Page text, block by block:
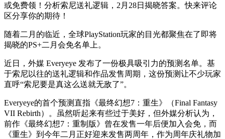
或免费领！分析索尼送礼逻辑，2月28日揭晓答案。快来评论
区分享你的期待！
随着二月的临近，全球PlayStation玩家的目光都聚焦在了即将
揭晓的PS+二月会免名单上。
近日，外媒 Everyeye 发布了一份极具吸引力的预测名单。基
于索尼以往的送礼逻辑和作品发售周期，这份预测让不少玩家
直呼“索尼要是真这么送就无敌了”。
Everyeye的首个预测直指《最终幻想7：重生》（Final Fantasy
VII Rebirth）。虽然听起来有些过于美好，但外媒分析认为，
前作《最终幻想7：重制版》曾在发售一年后便加入会免，而
《重生》到今年二月正好迎来发售两周年，作为周年庆礼物加